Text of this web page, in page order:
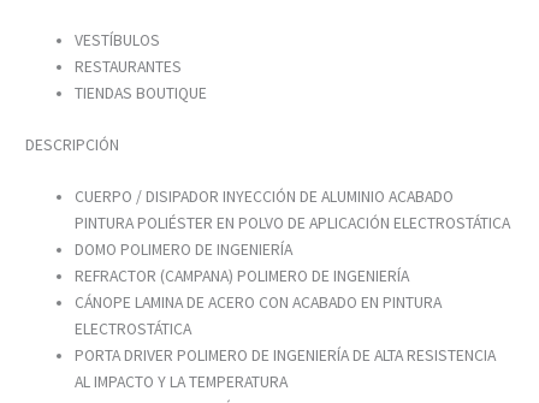
VESTÍBULOS
RESTAURANTES
TIENDAS BOUTIQUE
DESCRIPCIÓN
CUERPO / DISIPADOR INYECCIÓN DE ALUMINIO ACABADO
PINTURA POLIÉSTER EN POLVO DE APLICACIÓN ELECTROSTÁTICA
DOMO POLIMERO DE INGENIERÍA
REFRACTOR (CAMPANA) POLIMERO DE INGENIERÍA
CÁNOPE LAMINA DE ACERO CON ACABADO EN PINTURA
ELECTROSTÁTICA
PORTA DRIVER POLIMERO DE INGENIERÍA DE ALTA RESISTENCIA
AL IMPACTO Y LA TEMPERATURA